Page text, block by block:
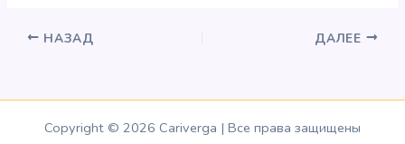
НАЗАД ДАЛЕЕ
Copyright © 2026 Cariverga | Все права защищены